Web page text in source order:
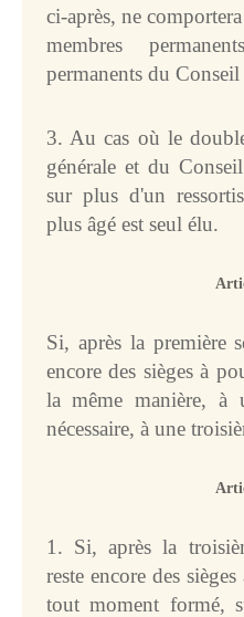
ci-après, ne
membres
permanents du Conseil
3. Au cas où le
générale et du
sur plus d'un
plus âgé est seul élu.
Si, après la première
encore des sièges à
la même manière, à
nécessaire, à une
1. Si, après la
reste encore des
tout moment formé,